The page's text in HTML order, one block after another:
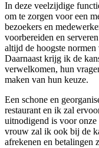
In deze veelzijdige
om te zorgen voor een
bezoekers en
voorbereiden en
altijd de hoogste
Daarnaast krijg ik de
verwelkomen, hun
maken van hun keuze.
Een schone en
restaurant en ik zal
uitnodigend is voor onze
vrouw zal ik ook bij de
afrekenen en betalingen